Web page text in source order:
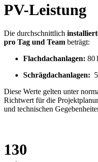
PV-Leistung
Die durchschnittlich
pro Tag und Team beträgt:
Flachdachanlagen: 80
Schrägdachanlagen:
Diese Werte gelten unter
Richtwert für die
und technischen
130